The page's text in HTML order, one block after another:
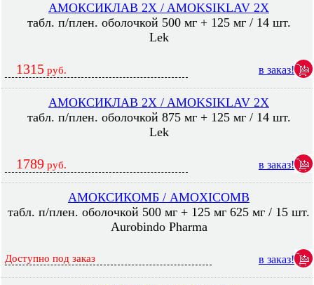
АМОКСИКЛАВ 2X / AMOKSIKLAV 2X
табл. п/плен. оболочкой 500 мг + 125 мг / 14 шт.
Lek
1315 руб. в заказ!
АМОКСИКЛАВ 2X / AMOKSIKLAV 2X
табл. п/плен. оболочкой 875 мг + 125 мг / 14 шт.
Lek
1789 руб. в заказ!
АМОКСИКОМБ / AMOXICOMB
табл. п/плен. оболочкой 500 мг + 125 мг 625 мг / 15 шт.
Aurobindo Pharma
Доступно под заказ в заказ!